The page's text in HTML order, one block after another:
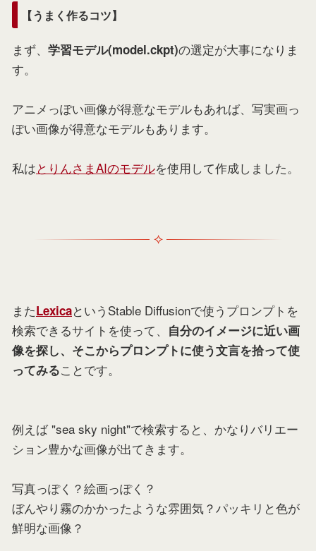
【うまく作るコツ】
まず、 学習モデル(model.ckpt)の選定が大事になりま
す。
アニメっぽい画像が得意なモデルもあれば、写実画っ
ぽい画像が得意なモデルもあります。
私はとりんさまAIのモデルを使用して作成しました。
またLexicaというStable Diffusionで使うプロンプトを
検索できるサイトを使って、
自分のイメージに近い画
像を探し、そこからプロンプトに使う文言を拾って使
ってみることです。
例えば "sea sky night"で検索すると、かなりバリエー
ション豊かな画像が出てきます。
写真っぽく？絵画っぽく？
ぼんやり霧のかかったような雰囲気？パッキリと色が
鮮明な画像？